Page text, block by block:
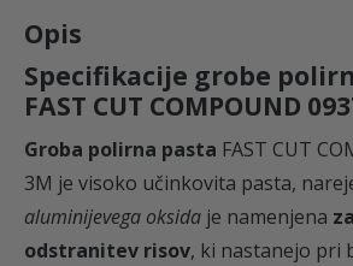
O
U
N
D
0
9
3
Opis
Specifikacije grobe
FAST CUT COMPOUND
Groba polirna pasta FAST CUT
3M je visoko učinkovita pasta,
aluminijevega oksida je namenjena
odstranitev risov, ki nastanejo pri